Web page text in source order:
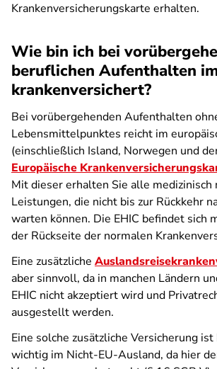
Krankenversicherungskarte erhalten.
Wie bin ich bei
beruflichen Aufenthalten
krankenversichert?
Bei vorübergehenden Aufenthalten
Lebensmittelpunktes reicht im
(einschließlich Island, Norwegen und
Europäische
Mit dieser erhalten Sie alle medizinisch
Leistungen, die nicht bis zur Rückkehr
warten können. Die EHIC befindet sich
der Rückseite der normalen
Eine zusätzliche
aber sinnvoll, da in manchen Ländern
EHIC nicht akzeptiert wird und
ausgestellt werden.
Eine solche zusätzliche Versicherung
wichtig im Nicht-EU-Ausland, da hier